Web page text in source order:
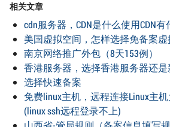
相关文章
cdn服务器，CDN是什么使用CDN
美国虚拟空间，怎样选择免备案
南京网络推广外包（8天153例）
香港服务器，选择香港服务器还
选择快速备案
免费linux主机，远程连接Linux主
(linux ssh远程登录不上)